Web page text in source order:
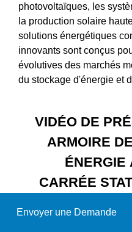
photovoltaïques, les
la production solaire
solutions énergétiques
innovants sont conçus
évolutives des marchés
du stockage d'énergie et
VIDÉO DE
ARMOIRE
ÉNERGIE
CARRÉE
Envoyer une Demande